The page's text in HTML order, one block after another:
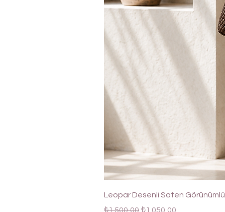
Leopar Desenli Saten
Normal Fiyat
₺1.500,00 İndirimli Fiyat
₺1.050,00